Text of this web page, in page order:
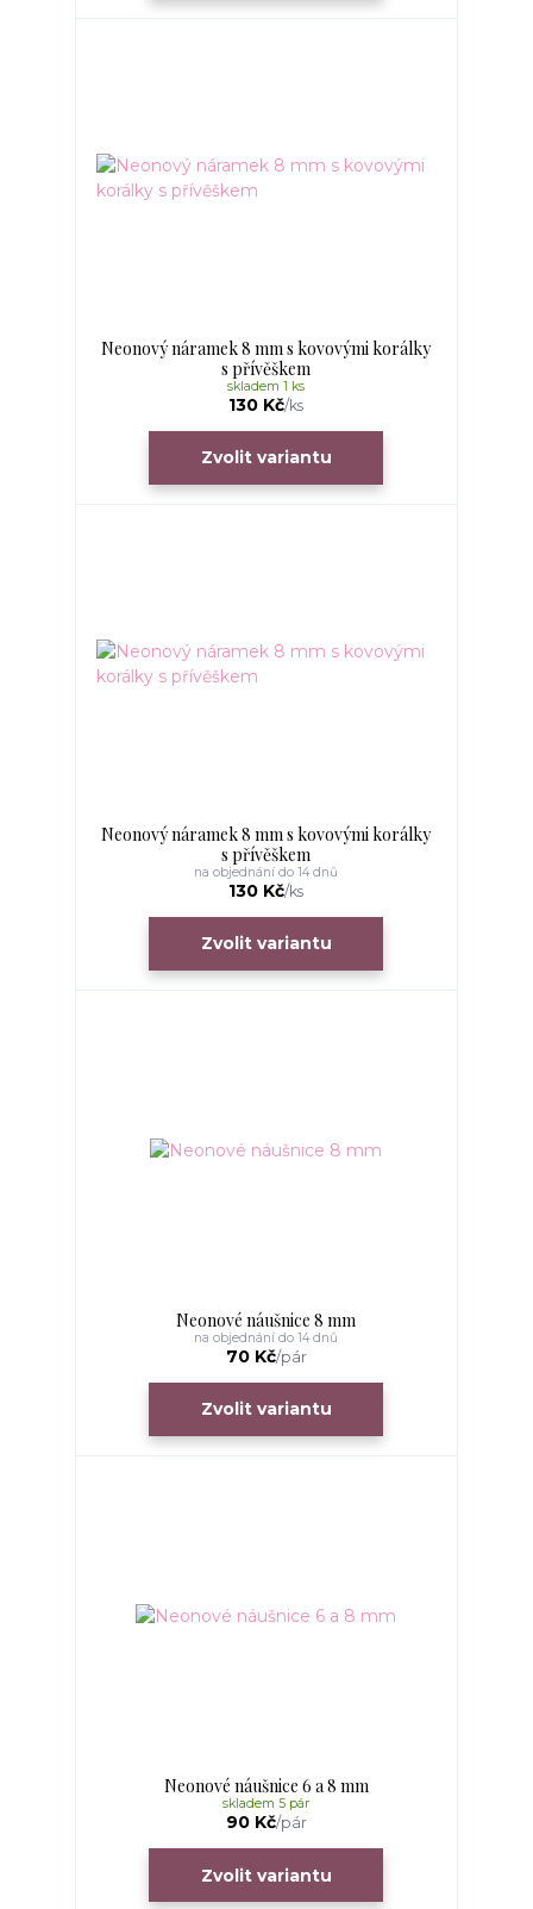
Neonový náramek 8 mm s kovovými korálky
s přívěškem
130 Kč/ks
skladem 1 ks
Zvolit variantu
Neonový náramek 8 mm s kovovými korálky
s přívěškem
130 Kč/ks
na objednání do 14 dnů
Zvolit variantu
Neonové náušnice 8 mm
70 Kč/pár
na objednání do 14 dnů
Zvolit variantu
Neonové náušnice 6 a 8 mm
90 Kč/pár
skladem 5 pár
Zvolit variantu